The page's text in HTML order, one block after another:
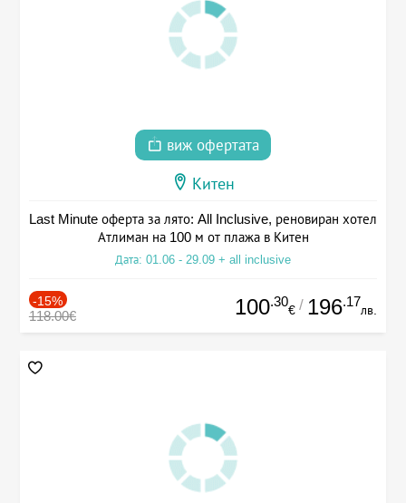
виж офертата
Китен
Last Minute оферта за лято: All Inclusive, реновиран хотел
Атлиман на 100 м от плажа в Китен
Дата: 01.06 - 29.09 + all inclusive
-15%
118.00€ 100.30
€ / 196.17
лв.